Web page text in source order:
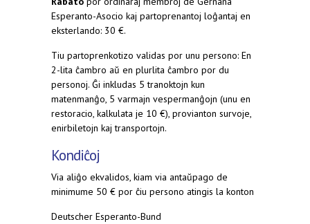
Esperanto-Asocio kaj partoprenantoj loĝantaj en
eksterlando: 30 €.
Tiu partoprenkotizo validas por unu persono: En
2-lita ĉambro aŭ en plurlita ĉambro por du
personoj. Ĝi inkludas 5 tranoktojn kun
matenmanĝo, 5 varmajn vespermanĝojn (unu en
restoracio, kalkulata je 10 €), provianton survoje,
enirbiletojn kaj transportojn.
Kondiĉoj
Via aliĝo ekvalidos, kiam via antaŭpago de
minimume 50 € por ĉiu persono atingis la konton
Deutscher Esperanto-Bund